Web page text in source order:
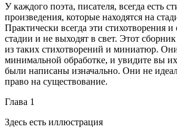
У каждого поэта, писателя, всегда есть
произведения, которые находятся на
Практически всегда эти стихотворения и
стадии и не выходят в свет. Этот
из таких стихотворений и миниатюр.
минимальной обработке, и увидите вы
были написаны изначально. Они не
право на существование.
Глава 1
Здесь есть иллюстрация